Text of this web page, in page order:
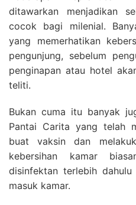
ditawarkan menjadikan
cocok bagi milenial.
yang memerhatikan
pengunjung, sebelum
penginapan atau hotel
teliti.
Bukan cuma itu banyak
Pantai Carita yang telah
buat vaksin dan
kebersihan kamar
disinfektan terlebih
masuk kamar.